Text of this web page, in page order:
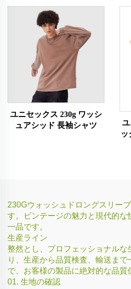
ユニセックス 230g ワッシ
ュアシッド 長袖シャツ
ッ
230Gウォッシュドロングスリー
す。ビンテージの魅力と現代的な
一品です。
生産ライン
整然とし、プロフェッショナルな
り、生産から品質検査、輸送まで
で、お客様の製品に絶対的な品質
01. 生地の確認